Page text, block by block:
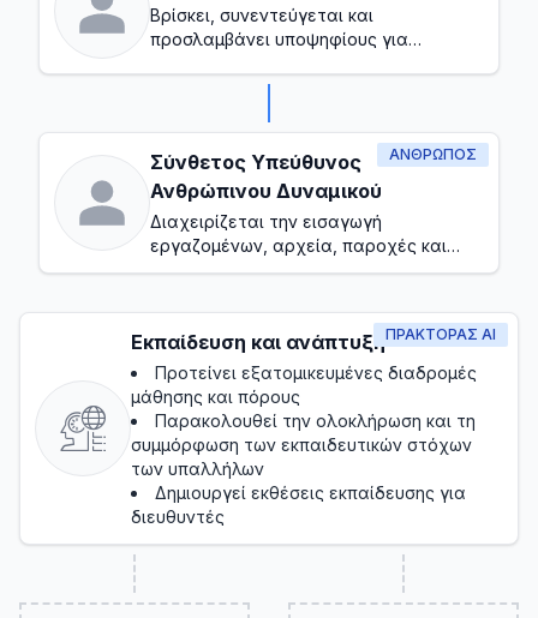
Βρίσκει, συνεντεύγεται και
προσλαμβάνει υποψηφίους για
ΆΝΘΡΩΠΟΣ
Σύνθετος Υπεύθυνος
Ανθρώπινου Δυναμικού
Διαχειρίζεται την εισαγωγή
εργαζομένων, αρχεία, παροχές και
βασική συμμόρφωση
ΠΡΑΚΤΟΡΑΣ AI
Εκπαίδευση και ανάπτυξη
Προτείνει εξατομικευμένες διαδρομές
μάθησης και πόρους
Παρακολουθεί την ολοκλήρωση και τη
συμμόρφωση των εκπαιδευτικών στόχων
των υπαλλήλων
Δημιουργεί εκθέσεις εκπαίδευσης για
διευθυντές